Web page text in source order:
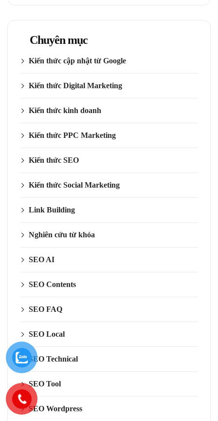
Chuyên mục
Kiến thức cập nhật từ Google
Kiến thức Digital Marketing
Kiến thức kinh doanh
Kiến thức PPC Marketing
Kiến thức SEO
Kiến thức Social Marketing
Link Building
Nghiên cứu từ khóa
SEO AI
SEO Contents
SEO FAQ
SEO Local
SEO Technical
SEO Tool
SEO Wordpress